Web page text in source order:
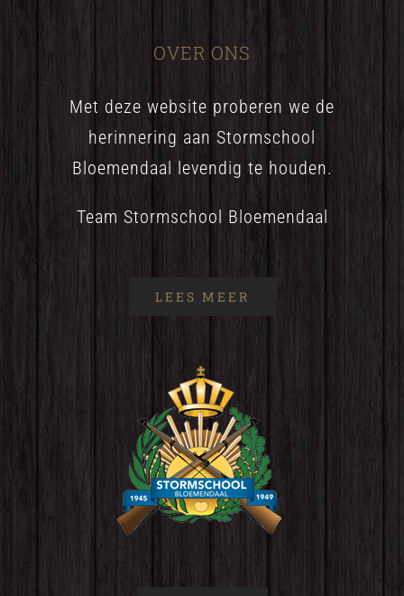
OVER ONS
Met deze website proberen we de
herinnering aan Stormschool
Bloemendaal levendig te houden.
Team Stormschool Bloemendaal
LEES MEER